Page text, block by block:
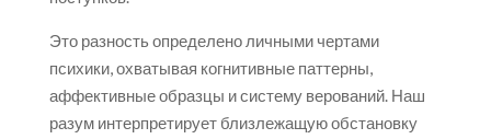
Это разность определено личными чертами
психики, охватывая когнитивные паттерны,
аффективные образцы и систему верований. Наш
разум интерпретирует близлежащую обстановку